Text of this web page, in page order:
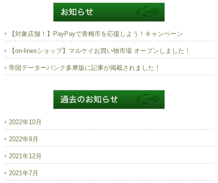
【対象店舗！】PayPayで青梅市を応援しよう！キャンペーン
【on-linesショップ】マルケイお買い物市場 オープンしました！
帝国データーバンク多摩版に記事が掲載されました！
2022年10月
2022年9月
2021年12月
2021年7月